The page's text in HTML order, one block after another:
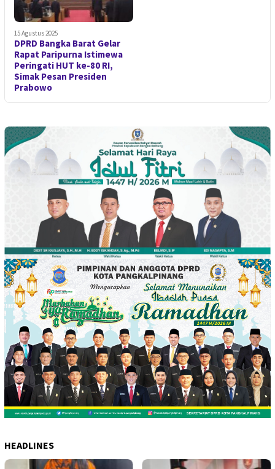
15 Agustus 2025
DPRD Bangka Barat Gelar
Rapat Paripurna Istimewa
Peringati HUT ke-80 RI,
Simak Pesan Presiden
Prabowo
HEADLINES